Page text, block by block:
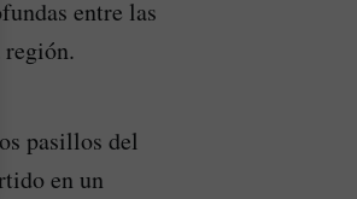
entre las
pasillos del
en un